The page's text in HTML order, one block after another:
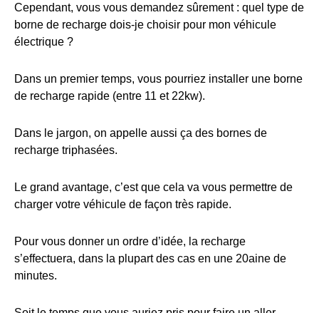
Cependant, vous vous demandez sûrement : quel type de
borne de recharge dois-je choisir pour mon véhicule
électrique ?
Dans un premier temps, vous pourriez installer une borne
de recharge rapide (entre 11 et 22kw).
Dans le jargon, on appelle aussi ça des bornes de
recharge triphasées.
Le grand avantage, c’est que cela va vous permettre de
charger votre véhicule de façon très rapide.
Pour vous donner un ordre d’idée, la recharge
s’effectuera, dans la plupart des cas en une 20aine de
minutes.